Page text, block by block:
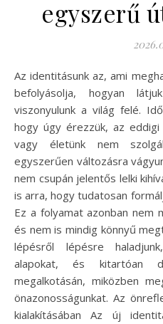
egyszerű
Az identitásunk az, ami meghatároz minket, és alapvetően
befolyásolja, hogyan
viszonyulunk a világ felé.
hogy úgy érezzük, az eddigi
vagy életünk nem
egyszerűen változásra
nem csupán jelentős lelki
is arra, hogy tudatosan
Ez a folyamat azonban nem
és nem is mindig könnyű
lépésről lépésre
alapokat, és kitartóan
megalkotásán, miközben
önazonosságunkat. Az
kialakításában Az új